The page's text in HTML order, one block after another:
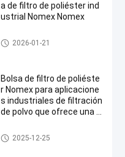
a de filtro de poliéster ind
ustrial Nomex Nomex
bolsas de filtro de alta temper
atura
2026-01-21
Bolsa de filtro de poliéste
r Nomex para aplicacione
s industriales de filtración
de polvo que ofrece una p
ire y resistencia a altas te
mperaturas
Bolsas de filtro para colector d
e polvo
2025-12-25